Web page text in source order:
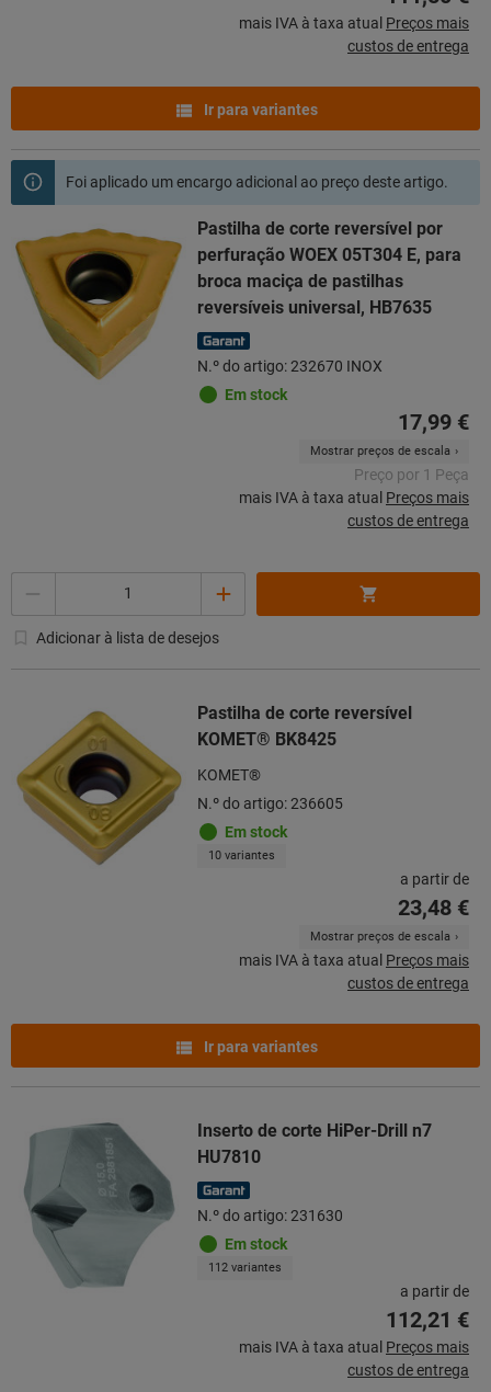
mais IVA à taxa atual Preços mais
custos de entrega
Ir para variantes
Foi aplicado um encargo adicional ao preço deste artigo.
Pastilha de corte reversível por
perfuração WOEX 05T304 E, para
broca maciça de pastilhas
reversíveis universal, HB7635
N.º do artigo: 232670 INOX
Em stock
17,99 €
Mostrar preços de escala
Preço por 1 Peça
mais IVA à taxa atual Preços mais
custos de entrega
Adicionar à lista de desejos
Pastilha de corte reversível
KOMET® BK8425
KOMET®
N.º do artigo: 236605
Em stock
10 variantes
a partir de
23,48 €
Mostrar preços de escala
mais IVA à taxa atual Preços mais
custos de entrega
Ir para variantes
Inserto de corte HiPer-Drill n7
HU7810
N.º do artigo: 231630
Em stock
112 variantes
a partir de
112,21 €
mais IVA à taxa atual Preços mais
custos de entrega